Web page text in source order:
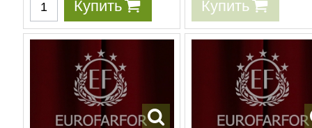
Купить Купить